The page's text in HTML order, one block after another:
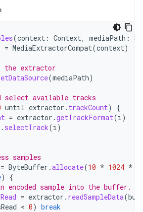
(context : Context, mediaPath :
= MediaExtractorCompat(context)
the extractor
(mediaPath)
select available tracks
until extractor . trackCount)
{
= extractor .getTrackFormat(i)
. selectTrack(i)
samples
= ByteBuffer .allocate(10 * 1024 *
)
{
encoded sample into the buffer.
= extractor . readSampleData(
< 0) break